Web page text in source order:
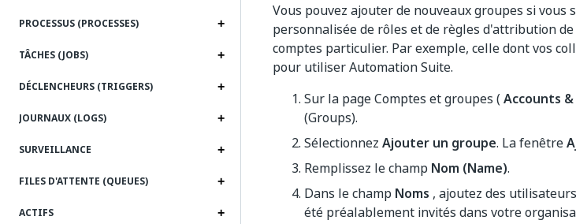
PROCESSUS (PROCESSES)
TÂCHES (JOBS)
DÉCLENCHEURS (TRIGGERS)
JOURNAUX (LOGS)
SURVEILLANCE
FILES D'ATTENTE (QUEUES)
ACTIFS
Vous pouvez ajouter de nouveaux groupes si
personnalisée de rôles et de règles d'attribution
comptes particulier. Par exemple, celle dont vos
pour utiliser Automation Suite.
Sur la page Comptes et groupes (Accounts
(Groups).
Sélectionnez Ajouter un groupe. La fenêtre
Remplissez le champ Nom (Name).
Dans le champ Noms , ajoutez des
été préalablement invités dans votre